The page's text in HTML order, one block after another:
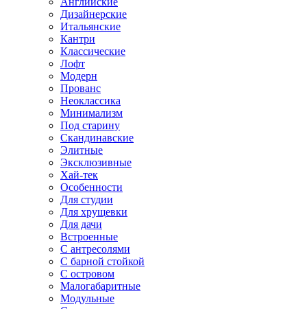
Дизайнерские
Итальянские
Кантри
Классические
Лофт
Модерн
Прованс
Неоклассика
Минимализм
Под старину
Скандинавские
Элитные
Эксклюзивные
Хай-тек
Особенности
Для студии
Для хрущевки
Для дачи
Встроенные
С антресолями
С барной стойкой
С островом
Малогабаритные
Модульные